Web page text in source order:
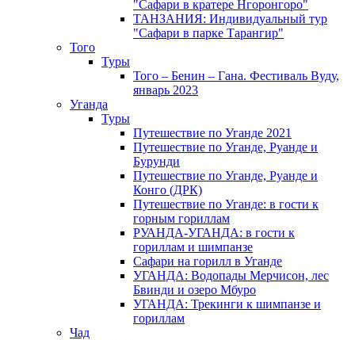
"Сафари в кратере Нгоронгоро"
ТАНЗАНИЯ: Индивидуальный тур
"Сафари в парке Тарангир"
Того
Туры
Того – Бенин – Гана. Фестиваль Вуду,
январь 2023
Уганда
Туры
Путешествие по Уганде 2021
Путешествие по Уганде, Руанде и
Бурунди
Путешествие по Уганде, Руанде и
Конго (ДРК)
Путешествие по Уганде: в гости к
горным гориллам
РУАНДА-УГАНДА: в гости к
гориллам и шимпанзе
Сафари на горилл в Уганде
УГАНДА: Водопады Мерчисон, лес
Бвинди и озеро Мбуро
УГАНДА: Трекинги к шимпанзе и
гориллам
Чад